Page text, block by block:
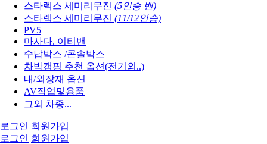
스타렉스 세미리무진 (5인승 밴)
스타렉스 세미리무진 (11/12인승)
PV5
마사다. 이티밴
수납박스 /콘솔박스
차박캠핑 추천 옵션(전기외..)
내/외장재 옵션
AV작업및용품
그외 차종...
로그인 회원가입
로그인 회원가입